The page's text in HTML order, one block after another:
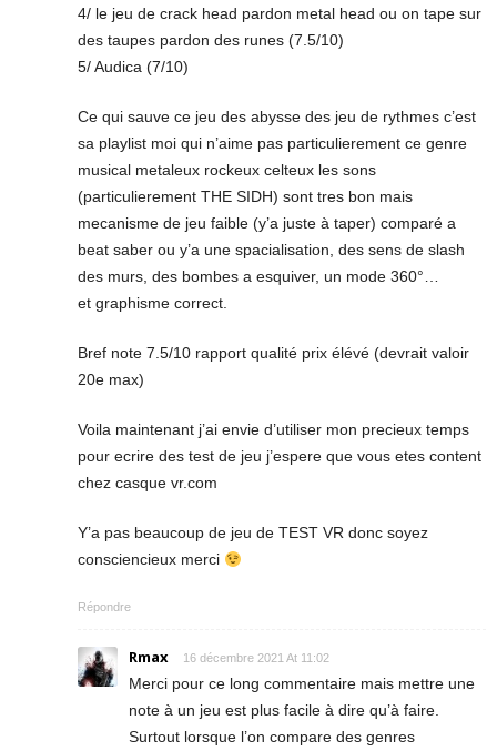
4/ le jeu de crack head pardon metal head ou on tape sur
des taupes pardon des runes (7.5/10)
5/ Audica (7/10)
Ce qui sauve ce jeu des abysse des jeu de rythmes c’est
sa playlist moi qui n’aime pas particulierement ce genre
musical metaleux rockeux celteux les sons
(particulierement THE SIDH) sont tres bon mais
mecanisme de jeu faible (y’a juste à taper) comparé a
beat saber ou y’a une spacialisation, des sens de slash
des murs, des bombes a esquiver, un mode 360°…
et graphisme correct.
Bref note 7.5/10 rapport qualité prix élévé (devrait valoir
20e max)
Voila maintenant j’ai envie d’utiliser mon precieux temps
pour ecrire des test de jeu j’espere que vous etes content
chez casque vr.com
Y’a pas beaucoup de jeu de TEST VR donc soyez
consciencieux merci
Répondre
Rmax 16 décembre 2021 At 11:02
Merci pour ce long commentaire mais mettre une
note à un jeu est plus facile à dire qu’à faire.
Surtout lorsque l’on compare des genres